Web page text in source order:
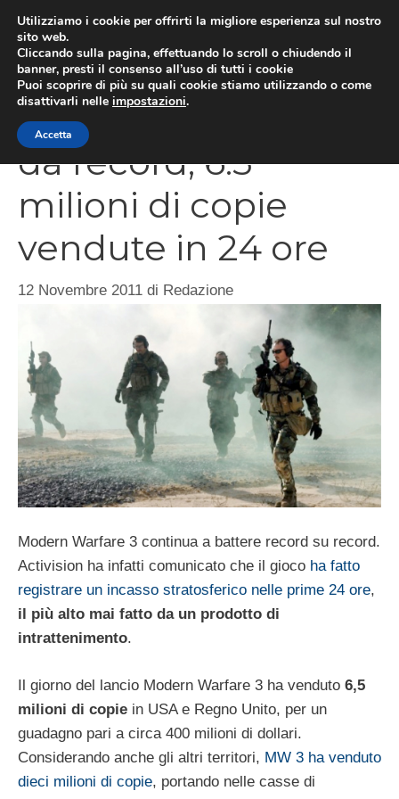
contenuto
Modern Warfare 3
da record, 6.5
milioni di copie
vendute in 24 ore
12 Novembre 2011 di Redazione
Modern Warfare 3 continua a battere record su record.
Activision ha infatti comunicato che il gioco ha fatto
registrare un incasso stratosferico nelle prime 24 ore,
il più alto mai fatto da un prodotto di
intrattenimento.
Il giorno del lancio Modern Warfare 3 ha venduto 6,5
milioni di copie in USA e Regno Unito, per un
guadagno pari a circa 400 milioni di dollari.
Considerando anche gli altri territori, MW 3 ha venduto
dieci milioni di copie, portando nelle casse di
Utilizziamo i cookie per offrirti la migliore esperienza sul nostro
sito web.
Cliccando sulla pagina, effettuando lo scroll o chiudendo il
banner, presti il consenso all’uso di tutti i cookie
Puoi scoprire di più su quali cookie stiamo utilizzando o come
disattivarli nelle impostazioni.
Accetta